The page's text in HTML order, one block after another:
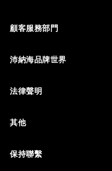
顧客服務部門
沛納海品牌世界
法律聲明
其他
保持聯繫